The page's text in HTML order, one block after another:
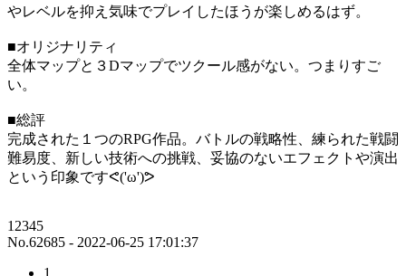
やレベルを抑え気味でプレイしたほうが楽しめるはず。
■オリジナリティ
全体マップと３Dマップでツクール感がない。つまりすご
い。
■総評
完成された１つのRPG作品。バトルの戦略性、練られた戦闘
難易度、新しい技術への挑戦、妥協のないエフェクトや演出
という印象ですᕙ('ω')ᕗ
12345
No.62685 - 2022-06-25 17:01:37